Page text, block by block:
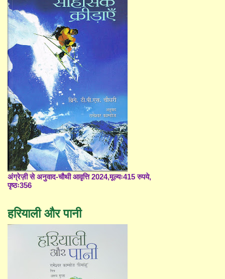
अंग्रेज़ी से अनुवाद-चौथी आवृत्ति 2024,मूल्यः415 रुपये,
पृष्ठः356
हरियाली और पानी